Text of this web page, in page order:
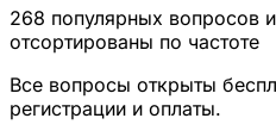
268 популярных вопросов
отсортированы по частоте
Все вопросы открыты
регистрации и оплаты.